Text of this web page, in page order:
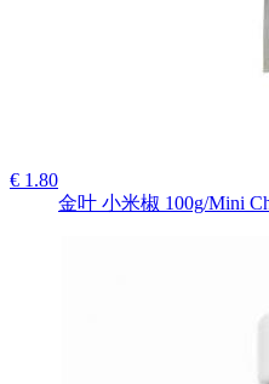
€ 1.80
金叶 小米椒 100g/Mini